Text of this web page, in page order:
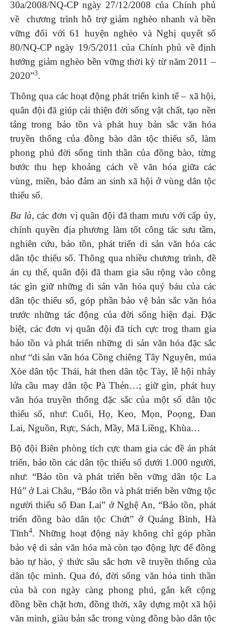
30a/2008/NQ-CP ngày 27/12/2008 của Chính phủ
về chương trình hỗ trợ giảm nghèo nhanh và bền
vững đối với 61 huyện nghèo và Nghị quyết số
80/NQ-CP ngày 19/5/2011 của Chính phủ về định
hướng giảm nghèo bền vững thời kỳ từ năm 2011 –
2020”3.
Thông qua các hoạt động phát triển kinh tế – xã hội,
quân đội đã giúp cải thiện đời sống vật chất, tạo nền
tảng trong bảo tồn và phát huy bản sắc văn hóa
truyền thống của đồng bào dân tộc thiểu số, làm
phong phú đời sống tinh thần của đồng bào, từng
bước thu hẹp khoảng cách về văn hóa giữa các
vùng, miền, bảo đảm an sinh xã hội ở vùng dân tộc
thiểu số.
Ba là, các đơn vị quân đội đã tham mưu với cấp ủy,
chính quyền địa phương làm tốt công tác sưu tầm,
nghiên cứu, bảo tồn, phát triển di sản văn hóa các
dân tộc thiểu số. Thông qua nhiều chương trình, đề
án cụ thể, quân đội đã tham gia sâu rộng vào công
tác gìn giữ những di sản văn hóa quý báu của các
dân tộc thiểu số, góp phần bảo vệ bản sắc văn hóa
trước những tác động của đời sống hiện đại. Đặc
biệt, các đơn vị quân đội đã tích cực trog tham gia
bảo tồn và phát triển những di sản văn hóa đặc sắc
như “di sản văn hóa Cồng chiêng Tây Nguyên, múa
Xòe dân tộc Thái, hát then dân tộc Tày, lễ hội nhảy
lửa cầu may dân tộc Pà Thẻn…; giữ gìn, phát huy
văn hóa truyền thống đặc sắc của một số dân tộc
thiểu số, như: Cuối, Họ, Keo, Mọn, Poọng, Đan
Lai, Nguồn, Rực, Sách, Mầy, Mã Liềng, Khùa…
Bộ đội Biên phòng tích cực tham gia các đề án phát
triển, bảo tồn các dân tộc thiểu số dưới 1.000 người,
như: “Bảo tồn và phát triển bền vững dân tộc La
Hủ” ở Lai Châu, “Bảo tồn và phát triển bền vững tộc
người thiểu số Đan Lai” ở Nghệ An, “Bảo tồn, phát
triển đồng bào dân tộc Chứt” ở Quảng Bình, Hà
Tĩnh4. Những hoạt động này không chỉ góp phần
bảo vệ di sản văn hóa mà còn tạo động lực để đồng
bào tự hào, ý thức sâu sắc hơn về truyền thống của
dân tộc mình. Qua đó, đời sống văn hóa tinh thần
của bà con ngày càng phong phú, gắn kết cộng
đồng bền chặt hơn, đồng thời, xây dựng một xã hội
văn minh, giàu bản sắc trong vùng đồng bào dân tộc